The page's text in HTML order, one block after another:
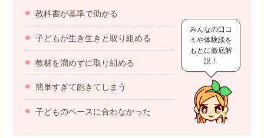
教科書が基準で助かる
子どもが生き生きと取り組める
教材を溜めずに取り組める
簡単すぎて飽きてしまう
子どものペースに合わなかった
みんなの口コ
ミや体験談を
もとに徹底解
説！